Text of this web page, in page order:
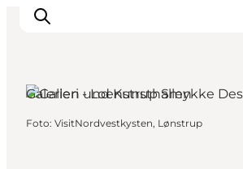
Galerien und Kunsthallen
Foto: VisitNordvestkysten, Lønstrup